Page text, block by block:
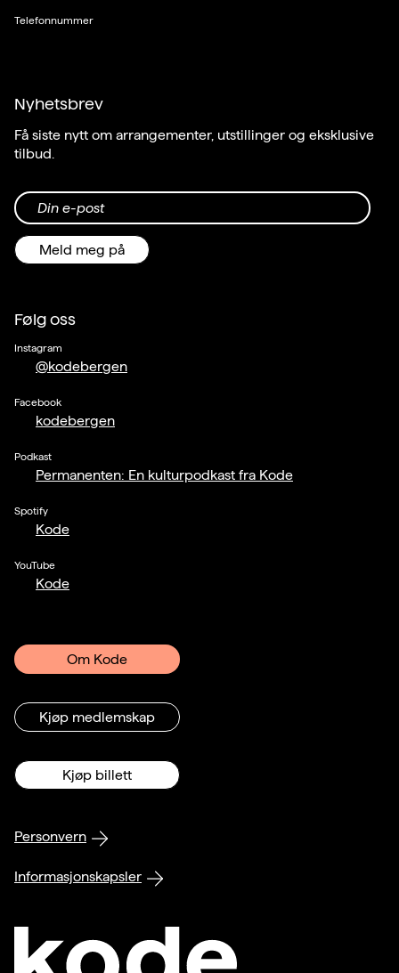
Telefonnummer
Nyhetsbrev
Få siste nytt om arrangementer, utstillinger og eksklusive
tilbud.
Din e-post
Meld meg på
Følg oss
Instagram
@kodebergen
Facebook
kodebergen
Podkast
Permanenten: En kulturpodkast fra Kode
Spotify
Kode
YouTube
Kode
Om Kode
Kjøp medlemskap
Kjøp billett
Personvern
Informasjonskapsler